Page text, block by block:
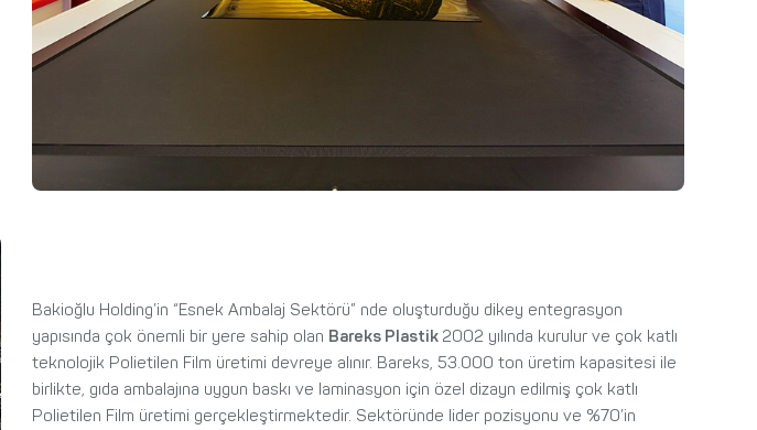
Bakioğlu Holding’in “Esnek Ambalaj Sektörü” nde oluşturduğu dikey entegrasyon
yapısında çok önemli bir yere sahip olan Bareks Plastik 2002 yılında kurulur ve çok katlı
teknolojik Polietilen Film üretimi devreye alınır. Bareks, 53.000 ton üretim kapasitesi ile
birlikte, gıda ambalajına uygun baskı ve laminasyon için özel dizayn edilmiş çok katlı
Polietilen Film üretimi gerçekleştirmektedir. Sektöründe lider pozisyonu ve %70’in